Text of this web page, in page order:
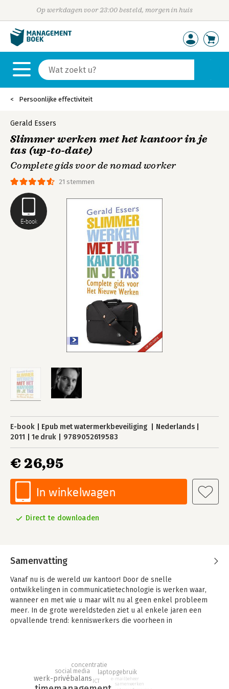
Op werkdagen voor 23:00 besteld, morgen in huis
Persoonlijke effectiviteit
E-book
21 stemmen
Gerald Essers
Slimmer werken met het kantoor in je
tas (up-to-date)
Complete gids voor de nomad worker
E-book Epub met watermerkbeveiliging
Nederlands
2011
1e druk 9789052619583
€ 26,95
In winkelwagen
Direct te downloaden
Samenvatting
Vanaf nu is de wereld uw kantoor! Door de snelle
ontwikkelingen in communicatietechnologie is werken waar,
wanneer en met wie u maar wilt nu al geen enkel probleem
meer. In de grote wereldsteden ziet u al enkele jaren een
opvallende trend: kenniswerkers die voorheen in
thuis. Deze kenniswerkers, die de wereld als hun kantoor
gebruiken, worden ook wel nomad workers genoemd. Nomad
staat symbool voor vrijheid, flexibiliteit en slimmer leven.
werk-privébalans
social media
concentratie
laptopgebruik
ICT
e-mailbeheer
samenwerken